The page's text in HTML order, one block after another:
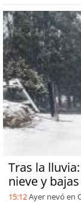
Tras la
nieve y
15:12Ayer nevó en